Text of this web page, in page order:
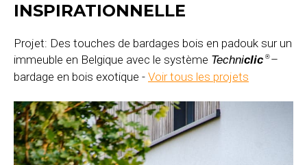
INSPIRATIONNELLE
Projet: Des touches de bardages bois en padouk sur un
immeuble en Belgique avec le système Techniclic ®–
bardage en bois exotique - Voir tous les projets